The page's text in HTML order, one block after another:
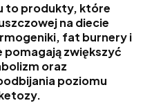
to produkty, które
na diecie
fat burnery i
zwiększyć
oraz
poziomu